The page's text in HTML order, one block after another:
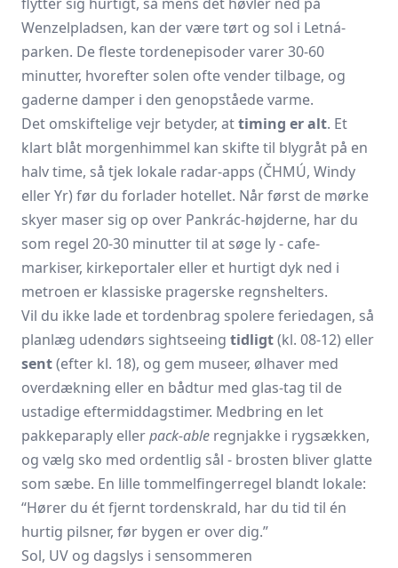
Wenzelpladsen, kan der være tørt og sol i Letná-
parken. De fleste tordenepisoder varer 30-60
minutter, hvorefter solen ofte vender tilbage, og
gaderne damper i den genopståede varme.
Det omskiftelige vejr betyder, attiming er alt. Et
klart blåt morgenhimmel kan skifte til blygråt på en
halv time, så tjek lokale radar-apps (ČHMÚ, Windy
eller Yr) før du forlader hotellet. Når først de mørke
skyer maser sig op over Pankrác-højderne, har du
som regel 20-30 minutter til at søge ly - cafe-
markiser, kirkeportaler eller et hurtigt dyk ned i
metroen er klassiske pragerske regnshelters.
Vil du ikke lade et tordenbrag spolere feriedagen, så
planlæg udendørs sightseeing tidligt(kl. 08-12) eller
sent(efter kl. 18), og gem museer, ølhaver med
overdækning eller en bådtur med glas-tag til de
ustadige eftermiddagstimer. Medbring en let
pakkeparaply ellerpack-able regnjakke i rygsækken,
og vælg sko med ordentlig sål - brosten bliver glatte
som sæbe. En lille tommelfingerregel blandt lokale:
“Hører du ét fjernt tordenskrald, har du tid til én
hurtig pilsner, før bygen er over dig.”
Sol, UV og dagslys i sensommeren